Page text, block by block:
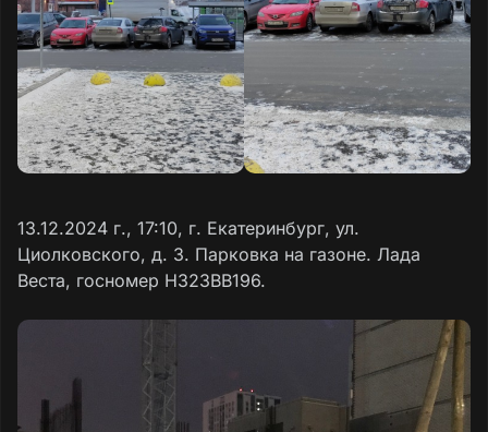
13.12.2024 г., 17:10, г. Екатеринбург, ул.
Циолковского, д. 3. Парковка на газоне. Лада
Веста, госномер Н323ВВ196.